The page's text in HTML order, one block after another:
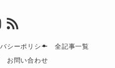
シーポリシー
全記事一覧
お問い合わせ